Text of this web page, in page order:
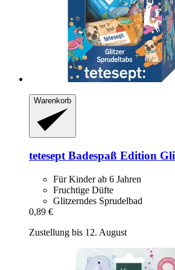
Warenkorb
tetesept Badespaß Edition
Für Kinder ab 6 Jahren
Fruchtige Düfte
Glitzerndes Sprudelbad
0,89 €
Zustellung bis 12. August